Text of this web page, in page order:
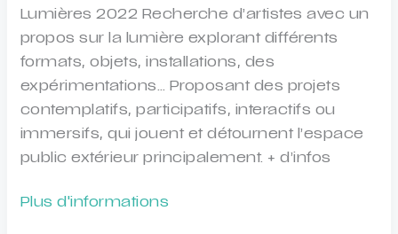
Lumières 2022 Recherche d’artistes avec un
propos sur la lumière explorant différents
formats, objets, installations, des
expérimentations… Proposant des projets
contemplatifs, participatifs, interactifs ou
immersifs, qui jouent et détournent l’espace
public extérieur principalement. + d’infos
Appel
Plus d'informations